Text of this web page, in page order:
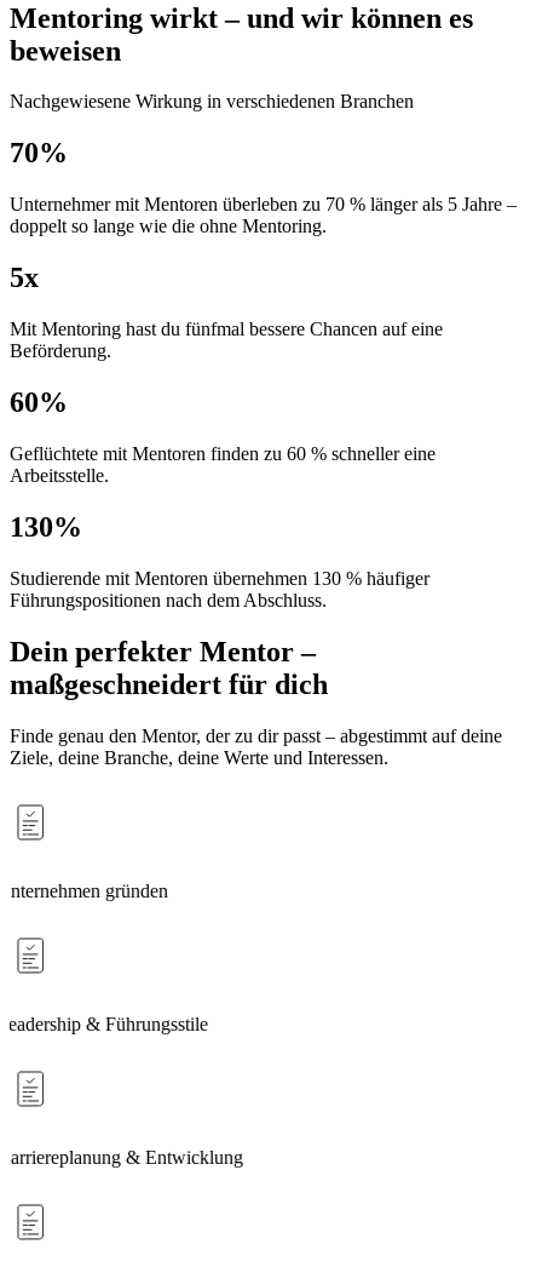
Mentoring wirkt – und wir können es
beweisen
Nachgewiesene Wirkung in verschiedenen Branchen
70%
Unternehmer mit Mentoren überleben zu 70 % länger als 5 Jahre –
doppelt so lange wie die ohne Mentoring.
5x
Mit Mentoring hast du fünfmal bessere Chancen auf eine
Beförderung.
60%
Geflüchtete mit Mentoren finden zu 60 % schneller eine
Arbeitsstelle.
130%
Studierende mit Mentoren übernehmen 130 % häufiger
Führungspositionen nach dem Abschluss.
Dein perfekter Mentor –
maßgeschneidert für dich
Finde genau den Mentor, der zu dir passt – abgestimmt auf deine
Ziele, deine Branche, deine Werte und Interessen.
gründen
& Führungsstile
& Entwicklung